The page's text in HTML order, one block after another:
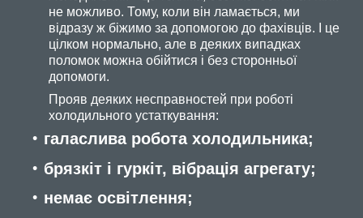
не можливо. Тому, коли він ламається, ми
відразу ж біжимо за допомогою до фахівців. І це
цілком нормально, але в деяких випадках
поломок можна обійтися і без сторонньої
допомоги.
Прояв деяких несправностей при роботі
холодильного устаткування:
галаслива робота холодильника;
брязкіт і гуркіт, вібрація агрегату;
немає освітлення;